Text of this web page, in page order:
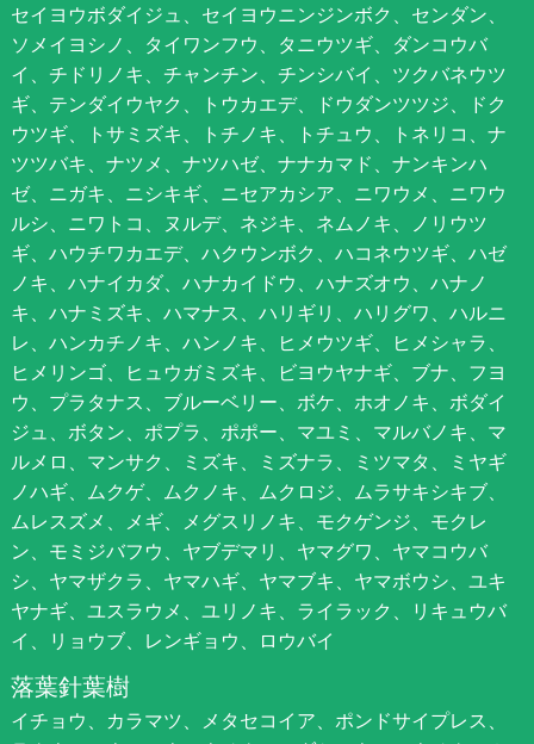
セイヨウボダイジュ、セイヨウニンジンボク、センダン、
ソメイヨシノ、タイワンフウ、タニウツギ、ダンコウバ
イ、チドリノキ、チャンチン、チンシバイ、ツクバネウツ
ギ、テンダイウヤク、トウカエデ、ドウダンツツジ、ドク
ウツギ、トサミズキ、トチノキ、トチュウ、トネリコ、ナ
ツツバキ、ナツメ、ナツハゼ、ナナカマド、ナンキンハ
ゼ、ニガキ、ニシキギ、ニセアカシア、ニワウメ、ニワウ
ルシ、ニワトコ、ヌルデ、ネジキ、ネムノキ、ノリウツ
ギ、ハウチワカエデ、ハクウンボク、ハコネウツギ、ハゼ
ノキ、ハナイカダ、ハナカイドウ、ハナズオウ、ハナノ
キ、ハナミズキ、ハマナス、ハリギリ、ハリグワ、ハルニ
レ、ハンカチノキ、ハンノキ、ヒメウツギ、ヒメシャラ、
ヒメリンゴ、ヒュウガミズキ、ビヨウヤナギ、ブナ、フヨ
ウ、プラタナス、ブルーベリー、ボケ、ホオノキ、ボダイ
ジュ、ボタン、ポプラ、ポポー、マユミ、マルバノキ、マ
ルメロ、マンサク、ミズキ、ミズナラ、ミツマタ、ミヤギ
ノハギ、ムクゲ、ムクノキ、ムクロジ、ムラサキシキブ、
ムレスズメ、メギ、メグスリノキ、モクゲンジ、モクレ
ン、モミジバフウ、ヤブデマリ、ヤマグワ、ヤマコウバ
シ、ヤマザクラ、ヤマハギ、ヤマブキ、ヤマボウシ、ユキ
ヤナギ、ユスラウメ、ユリノキ、ライラック、リキュウバ
イ、リョウブ、レンギョウ、ロウバイ
落葉針葉樹
イチョウ、カラマツ、メタセコイア、ポンドサイプレス、